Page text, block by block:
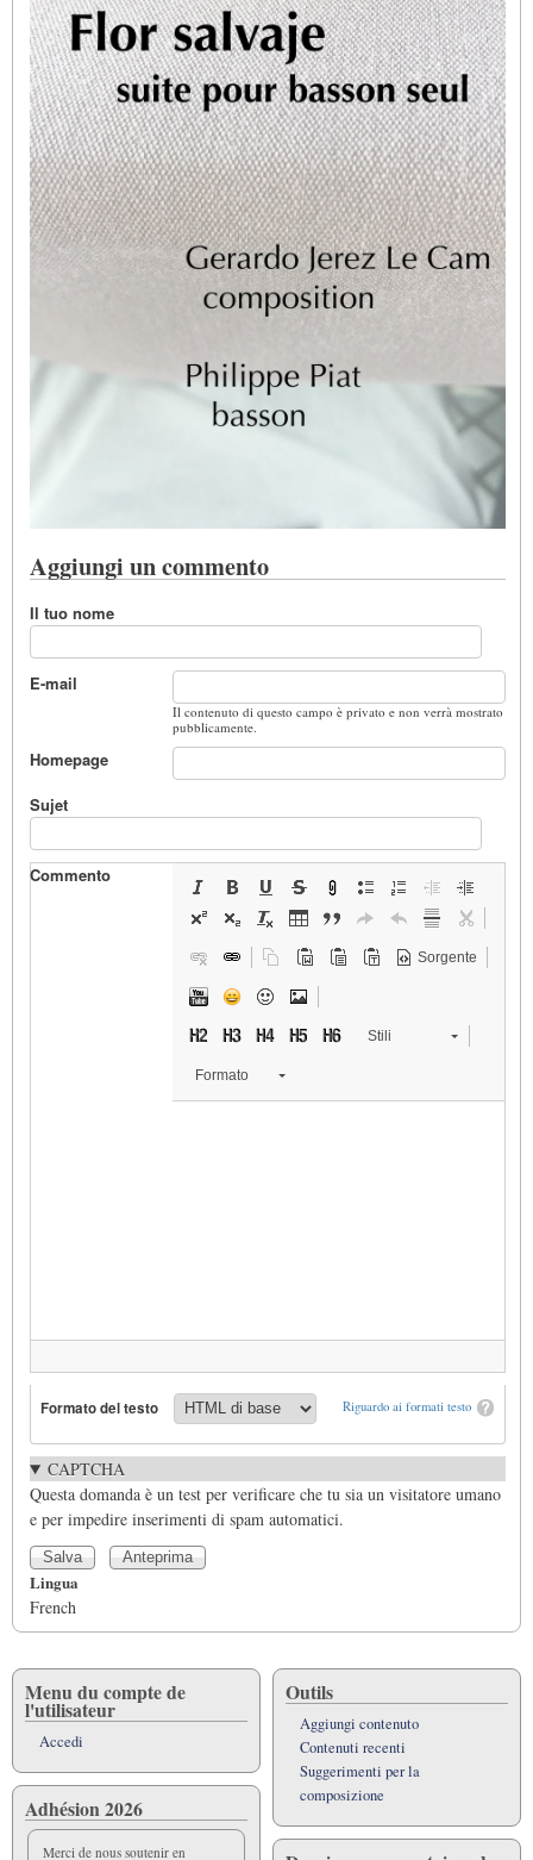
Aggiungi un commento
Il tuo nome
E-mail
Il contenuto di questo campo è privato e non verrà mostrato
pubblicamente.
Homepage
Sujet
Commento
Sorgente
Stili
Formato
Riguardo ai formati testo
Formato del testo
CAPTCHA
Questa domanda è un test per verificare che tu sia un visitatore umano
e per impedire inserimenti di spam automatici.
Lingua
French
Menu du compte de
l'utilisateur
Accedi
Adhésion 2026
Merci de nous soutenir en
Outils
Aggiungi contenuto
Contenuti recenti
Suggerimenti per la
composizione